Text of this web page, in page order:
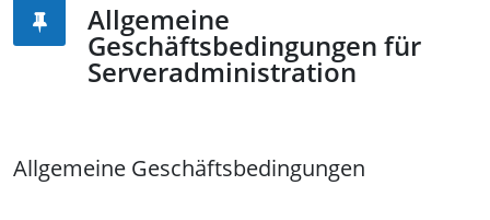
Allgemeine
Geschäftsbedingungen für
Serveradministration
Allgemeine Geschäftsbedingungen